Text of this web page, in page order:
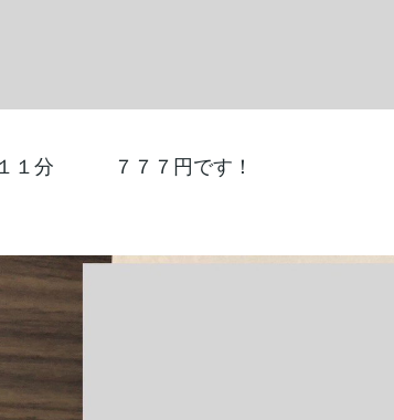
１分 ７７７円です！